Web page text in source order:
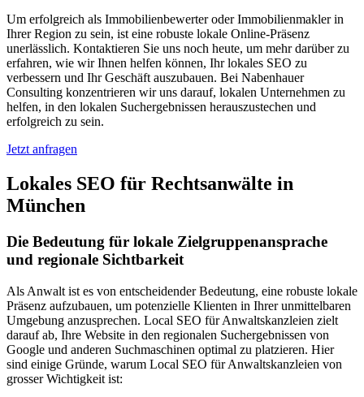
Um erfolgreich als Immobilienbewerter oder Immobilienmakler in
Ihrer Region zu sein, ist eine robuste lokale Online-Präsenz
unerlässlich. Kontaktieren Sie uns noch heute, um mehr darüber zu
erfahren, wie wir Ihnen helfen können, Ihr lokales SEO zu
verbessern und Ihr Geschäft auszubauen. Bei Nabenhauer
Consulting konzentrieren wir uns darauf, lokalen Unternehmen zu
helfen, in den lokalen Suchergebnissen herauszustechen und
erfolgreich zu sein.
Jetzt anfragen
Lokales SEO für Rechtsanwälte in
München
Die Bedeutung für lokale Zielgruppenansprache
und regionale Sichtbarkeit
Als Anwalt ist es von entscheidender Bedeutung, eine robuste lokale
Präsenz aufzubauen, um potenzielle Klienten in Ihrer unmittelbaren
Umgebung anzusprechen. Local SEO für Anwaltskanzleien zielt
darauf ab, Ihre Website in den regionalen Suchergebnissen von
Google und anderen Suchmaschinen optimal zu platzieren. Hier
sind einige Gründe, warum Local SEO für Anwaltskanzleien von
grosser Wichtigkeit ist: